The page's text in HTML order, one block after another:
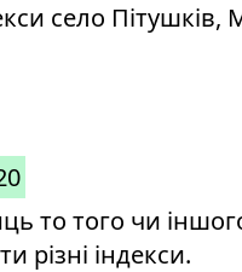
село
то того чи
різні індекси.